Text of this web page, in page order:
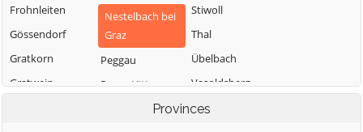
Frohnleiten
Gössendorf
Gratkorn
Gratwein-
Nestelbach bei
Graz
Peggau
Premstätten
Raaba-Grambach
Stiwoll
Thal
Übelbach
Vasoldsberg
Weinitzen
Provinces